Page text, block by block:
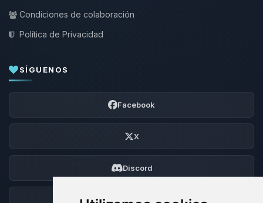
Condiciones de colaboración
Política de Privacidad
SÍGUENOS
Facebook
X
Discord
Foro